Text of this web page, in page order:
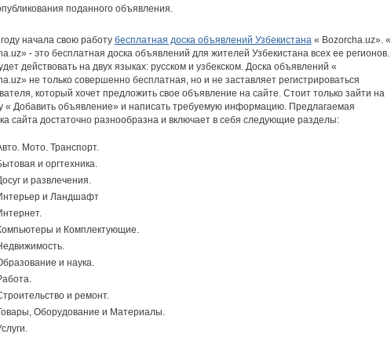
поданного объявления.
начала свою работу бесплатная доска объявлений Узбекистана« Bozorcha.uz». «
- это бесплатная доска объявлений для жителей Узбекистана всех ее регионов.
действовать на двух языках: русском и узбекском. Доска объявлений «
не только совершенно бесплатная, но и не заставляет регистрироваться
который хочет предложить свое объявление на сайте. Стоит только зайти на
« Добавить объявление» и написать требуемую информацию. Предлагаемая
сайта достаточно разнообразна и включает в себя следующие разделы:
Мото. Транспорт.
и оргтехника.
и развлечения.
и Ландшафт
и Комплектующие.
и наука.
и ремонт.
Оборудование и Материалы.